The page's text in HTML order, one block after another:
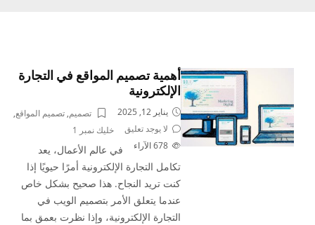
أهمية تصميم المواقع في التجارة
الإلكترونية
يناير 12, 2025 تصميم,تصميم المواقع,
خليك نمبر 1
لا يوجد تعليق
678
الآراء
في عالم الأعمال، يعد
تكامل التجارة الإلكترونية أمرًا حيويًا إذا
كنت تريد النجاح. هذا صحيح بشكل خاص
عندما يتعلق الأمر بتصميم الويب في
التجارة الإلكترونية، وإذا نظرت بعمق بما